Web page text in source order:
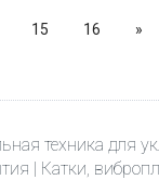
15 16 »
техника для
| Катки,